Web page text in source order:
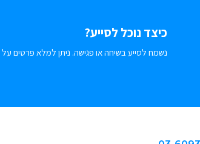
כיצד נוכל לסייע?
נשמח לסייע בשיחה או פגישה. ניתן למלא פרטים